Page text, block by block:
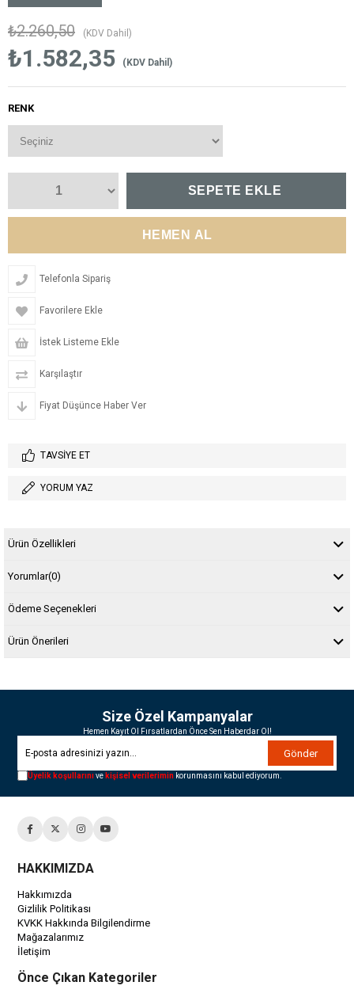
₺2.260,50 (KDV Dahil)
₺1.582,35 (KDV Dahil)
RENK
Telefonla Sipariş
Favorilere Ekle
İstek Listeme Ekle
Karşılaştır
Fiyat Düşünce Haber Ver
TAVSIYE ET
YORUM YAZ
Ürün Özellikleri
Yorumlar(0)
Ödeme Seçenekleri
Ürün Önerileri
Size Özel Kampanyalar
Hemen Kayıt Ol Fırsatlardan Önce Sen Haberdar Ol!
Gönder
Üyelik koşullarınıve kişisel verilerimin korunmasını kabul ediyorum.
HAKKIMIZDA
Hakkımızda
Gizlilik Politikası
KVKK Hakkında Bilgilendirme
Mağazalarımız
İletişim
Önce Çıkan Kategoriler